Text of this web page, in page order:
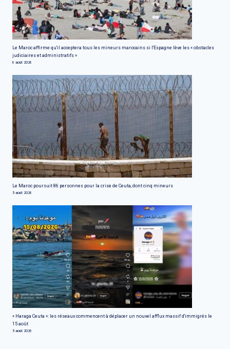
Le Maroc affirme qu'il acceptera tous les mineurs marocains si l'Espagne lève les « obstacles
judiciaires et administratifs »
6 août 2026
Le Maroc poursuit 86 personnes pour la crise de Ceuta, dont cinq mineurs
5 août 2026
« Haraga Ceuta »: les réseaux commencent à déplacer un nouvel afflux massif d'immigrés le
15 août
5 août 2026